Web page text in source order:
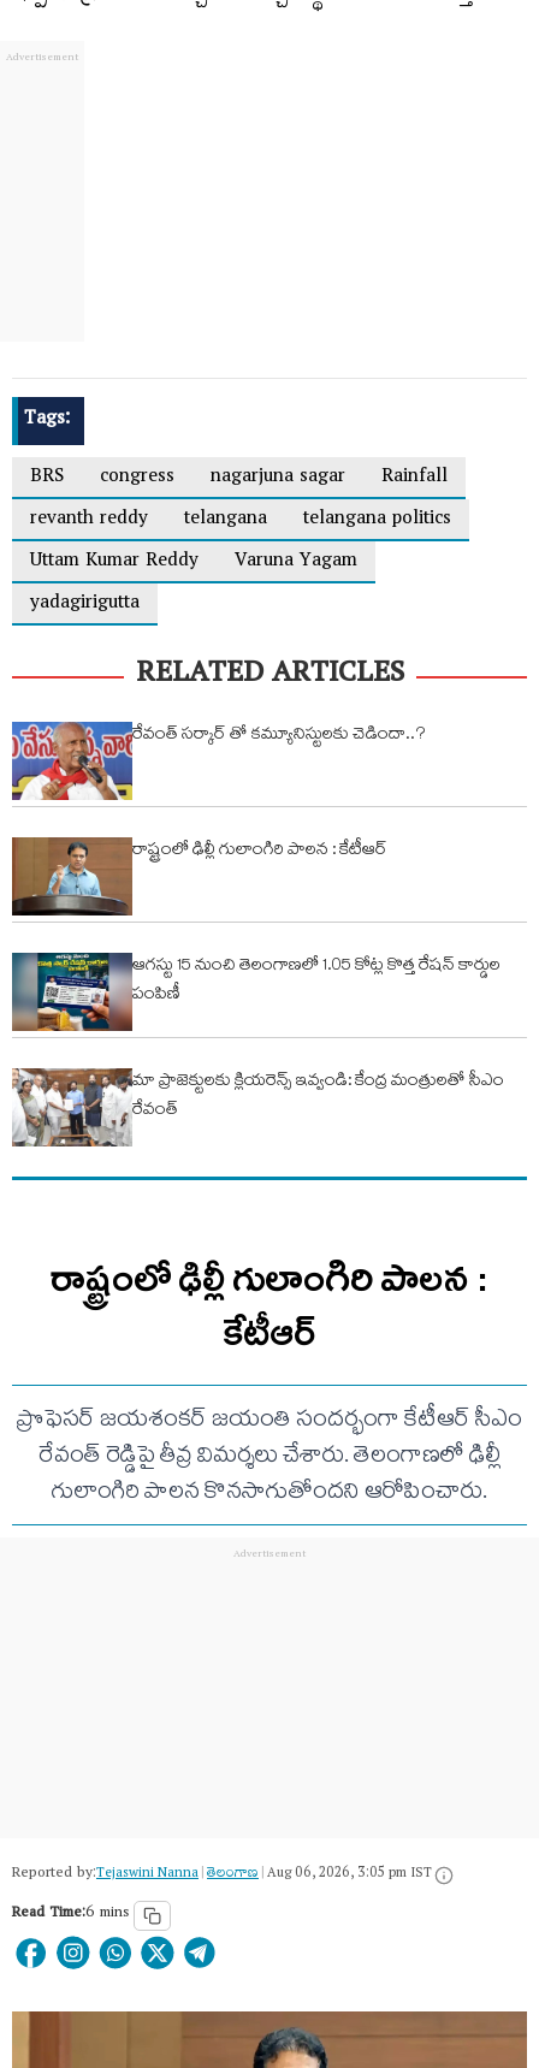
Tags:
BRS
congress nagarjuna sagar
Rainfall
revanth reddy
telangana
telangana politics
Uttam Kumar Reddy
Varuna Yagam
yadagirigutta
RELATED ARTICLES
రేవంత్ సర్కార్ తో కమ్యూనిస్టులకు చెడిందా..?
రాష్ట్రంలో ఢిల్లీ గులాంగిరి పాలన : కేటీఆర్
ఆగస్టు 15 నుంచి తెలంగాణలో 1.05 కోట్ల కొత్త రేషన్ కార్డుల
పంపిణీ
మా ప్రాజెక్టులకు క్లియరెన్స్ ఇవ్వండి: కేంద్ర మంత్రులతో సీఎం
రేవంత్
రాష్ట్రంలో ఢిల్లీ గులాంగిరి పాలన :
కేటీఆర్
ప్రొఫెసర్ జయశంకర్ జయంతి సందర్భంగా కేటీఆర్ సీఎం
రేవంత్ రెడ్డిపై తీవ్ర విమర్శలు చేశారు. తెలంగాణలో ఢిల్లీ
గులాంగిరి పాలన కొనసాగుతోందని ఆరోపించారు.
Reported by:Tejaswini Nanna|తెలంగాణ‌|Aug 06, 2026, 3:05 pm IST
Read Time:6 mins